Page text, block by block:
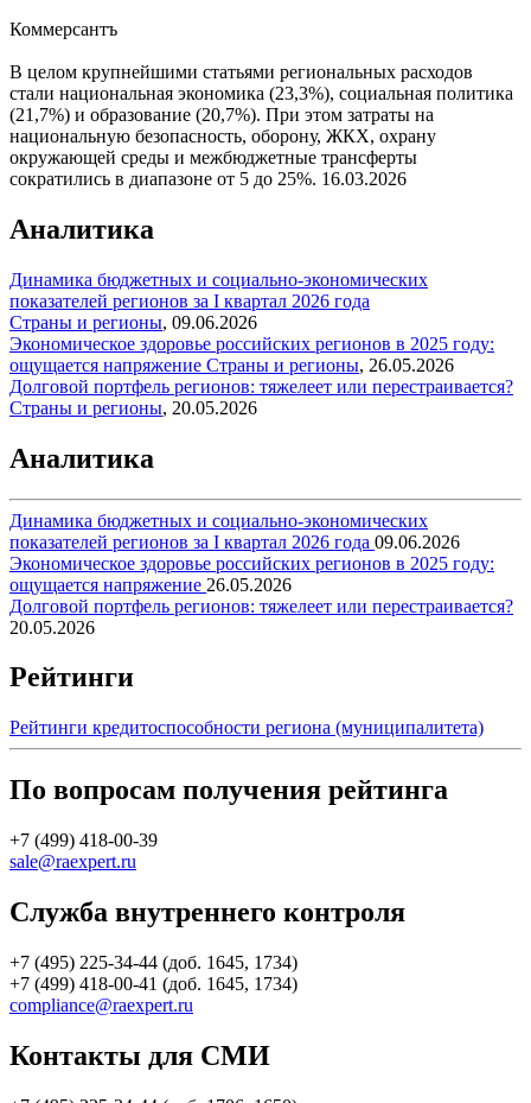
Коммерсантъ
В целом крупнейшими статьями региональных расходов
стали национальная экономика (23,3%), социальная политика
(21,7%) и образование (20,7%). При этом затраты на
национальную безопасность, оборону, ЖКХ, охрану
окружающей среды и межбюджетные трансферты
сократились в диапазоне от 5 до 25%. 16.03.2026
Аналитика
Динамика бюджетных и социально-экономических
показателей регионов за I квартал 2026 года
Страны и регионы, 09.06.2026
Экономическое здоровье российских регионов в 2025 году:
ощущается напряжение Страны и регионы, 26.05.2026
Долговой портфель регионов: тяжелеет или перестраивается?
Страны и регионы, 20.05.2026
Аналитика
Динамика бюджетных и социально-экономических
показателей регионов за I квартал 2026 года 09.06.2026
Экономическое здоровье российских регионов в 2025 году:
ощущается напряжение 26.05.2026
Долговой портфель регионов: тяжелеет или перестраивается?
20.05.2026
Рейтинги
Рейтинги кредитоспособности региона (муниципалитета)
По вопросам получения рейтинга
+7 (499) 418-00-39
sale@raexpert.ru
Служба внутреннего контроля
+7 (495) 225-34-44 (доб. 1645, 1734)
+7 (499) 418-00-41 (доб. 1645, 1734)
compliance@raexpert.ru
Контакты для СМИ